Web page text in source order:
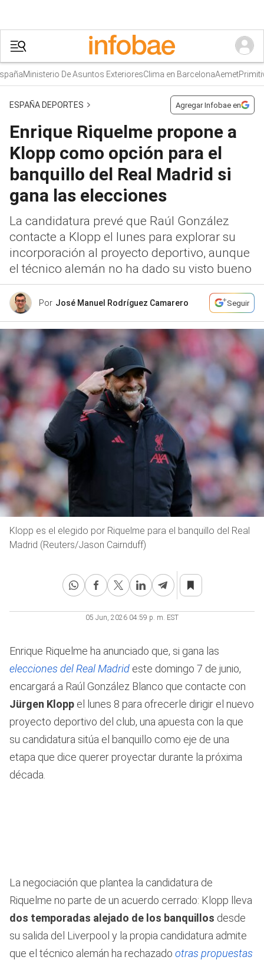
Ministerio De Asuntos ExterioresClima en BarcelonaAemetPrimitiva
ESPAÑA DEPORTES Agregar Infobae en
Enrique Riquelme propone a
Klopp como opción para el
banquillo del Real Madrid si
gana las elecciones
La candidatura prevé que Raúl González
contacte a Klopp el lunes para explorar su
incorporación al proyecto deportivo, aunque
el técnico alemán no ha dado su visto bueno
Por José Manuel Rodríguez Camarero Seguir
Klopp es el elegido por Riquelme para el banquillo del Real
Madrid (Reuters/Jason Cairnduff)
05 Jun, 2026 04:59 p. m. EST
Enrique Riquelme ha anunciado que, si gana las
elecciones del Real Madrid este domingo 7 de junio,
encargará a Raúl González Blanco que contacte con
Jürgen Klopp el lunes 8 para ofrecerle dirigir el nuevo
proyecto deportivo del club, una apuesta con la que
su candidatura sitúa el banquillo como eje de una
etapa que dice querer proyectar durante la próxima
década.
La negociación que plantea la candidatura de
Riquelme no parte de un acuerdo cerrado: Klopp lleva
dos temporadas alejado de los banquillos desde
su salida del Liverpool y la propia candidatura admite
que el técnico alemán ha rechazado otras propuestas